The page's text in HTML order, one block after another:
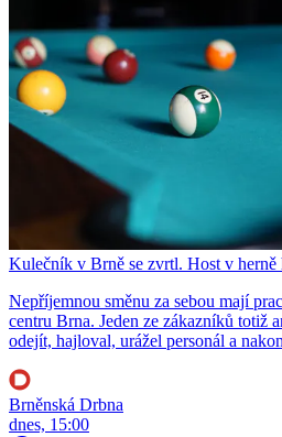
Kulečník v Brně se zvrtl. Host v herně
Nepříjemnou směnu za sebou mají
centru Brna. Jeden ze zákazníků totiž
odejít, hajloval, urážel personál a
Brněnská Drbna
dnes, 15:00